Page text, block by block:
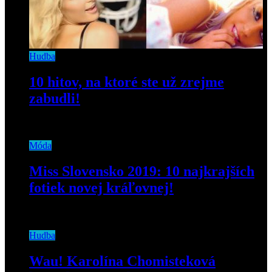
Hudba
10 hitov, na ktoré ste už zrejme
zabudli!
Móda
Miss Slovensko 2019: 10 najkrajších
fotiek novej kráľovnej!
Hudba
Wau! Karolína Chomisteková